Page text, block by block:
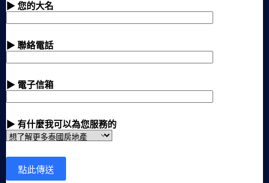
▶ 您的大名
▶ 聯絡電話
▶ 電子信箱
▶ 有什麼我可以為您服務的